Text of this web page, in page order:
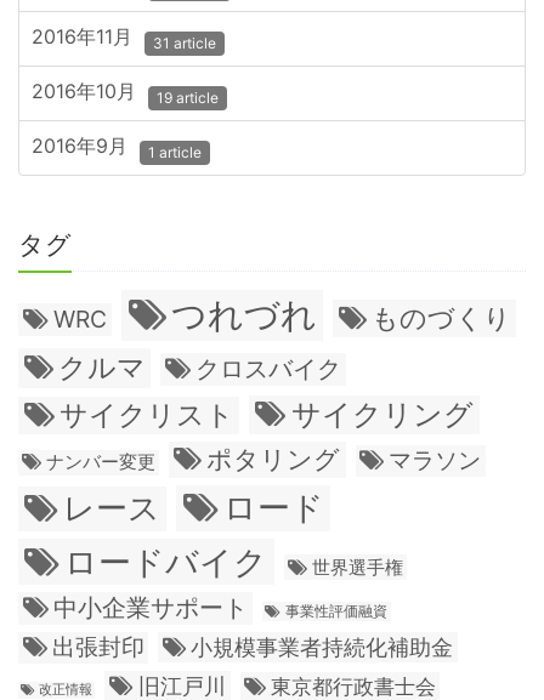
2016年11月 31 article
2016年10月 19 article
2016年9月 1 article
タグ
WRC つれづれ ものづくり
クルマ クロスバイク
サイクリスト サイクリング
ナンバー変更 ポタリング マラソン
レース
ロード
ロードバイク
世界選手権
中小企業サポート 事業性評価融資
出張封印 小規模事業者持続化補助金
改正情報 旧江戸川 東京都行政書士会